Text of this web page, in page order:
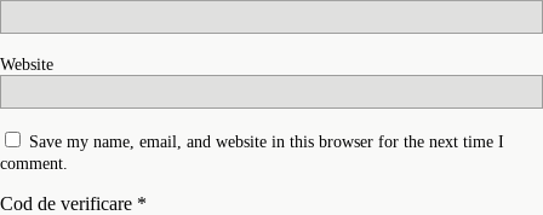
Website
Save my name, email, and website in this browser for the next time I
comment.
Cod de verificare *